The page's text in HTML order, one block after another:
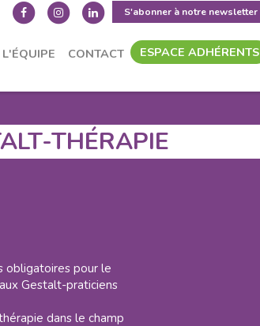
S'abonner à notre newsletter
L'ÉQUIPE CONTACT ESPACE ADHÉRENTS
STAGES
THÉRAPIE
obligatoires pour le
Gestalt-praticiens
dans le champ